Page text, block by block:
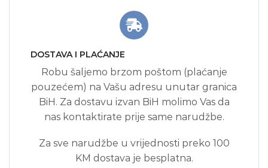
DOSTAVA I PLAĆANJE
Robu šaljemo brzom poštom (plaćanje
pouzećem) na Vašu adresu unutar granica
BiH. Za dostavu izvan BiH molimo Vas da
nas kontaktirate prije same narudžbe.
Za sve narudžbe u vrijednosti preko 100
KM dostava je besplatna.